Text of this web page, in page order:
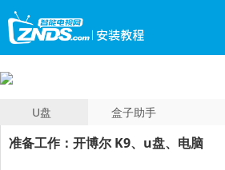
U盘 盒子助手
准备工作：开博尔 K9、u盘、电脑